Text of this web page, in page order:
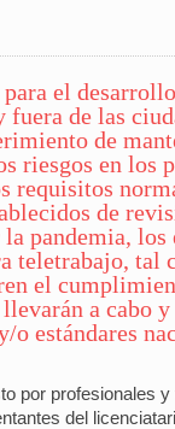
el desarrollo
de las
de
riesgos en los
requisitos
de
pandemia,
teletrabajo,
el
a cabo
estándares
por profesionales
del